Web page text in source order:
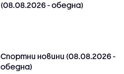
(08.08.2026 - обедна)
Спортни новини (08.08.2026 -
обедна)